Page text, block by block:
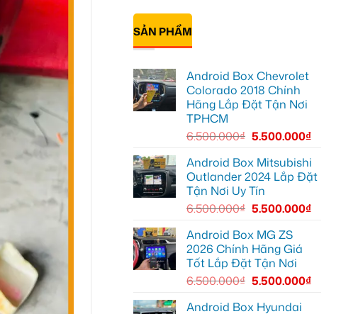
lái
thoải
hơn
box
Geely
EX2
tại
xem
bản
đồ,
YouTube
tiện
hơn
có
luận
ở
Chị
Android
Box
Geely
EX2
Quận
Bình
Thạnh
để
màn
zin
thành
thông
minh
SẢN PHẨM
Android Box Chevrolet
Colorado 2018 Chính
Hãng Lắp Đặt Tận Nơi
TPHCM
6.500.000₫ 5.500.000₫
Android Box Mitsubishi
Outlander 2024 Lắp Đặt
Tận Nơi Uy Tín
6.500.000₫ 5.500.000₫
Android Box MG ZS
2026 Chính Hãng Giá
Tốt Lắp Đặt Tận Nơi
6.500.000₫ 5.500.000₫
Android Box Hyundai